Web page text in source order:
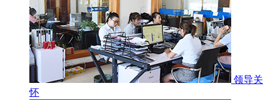
领导关
怀